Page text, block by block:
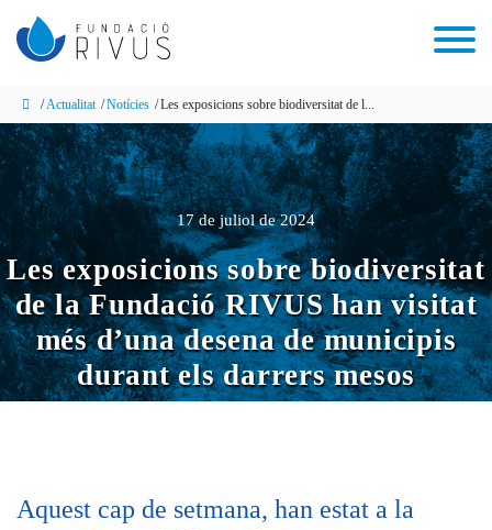
Actualitat Notícies Les exposicions sobre biodiversitat de l...
17 de juliol de 2024
Les exposicions sobre biodiversitat
de la Fundació RIVUS han visitat
més d’una desena de municipis
durant els darrers mesos
Aquest cap de setmana, han estat a la